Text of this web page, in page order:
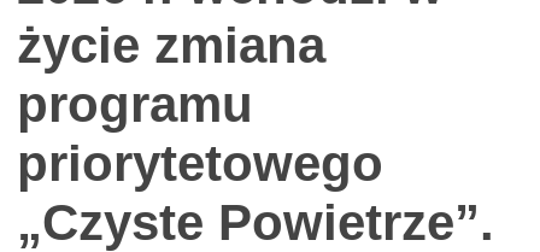
życie zmiana
programu
priorytetowego
„Czyste Powietrze”.